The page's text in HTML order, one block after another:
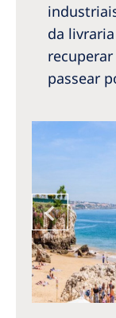
da
passear